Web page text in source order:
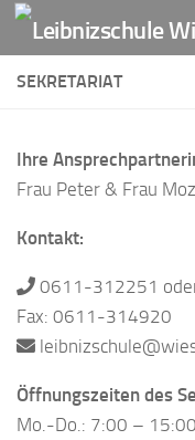
Zum Inhalt
SEKRETARIAT
Ihre
Frau Peter & Frau
Kontakt:
0611-312251
Fax: 0611-314920
Öffnungszeiten des
Mo.-Do.: 7:00 –